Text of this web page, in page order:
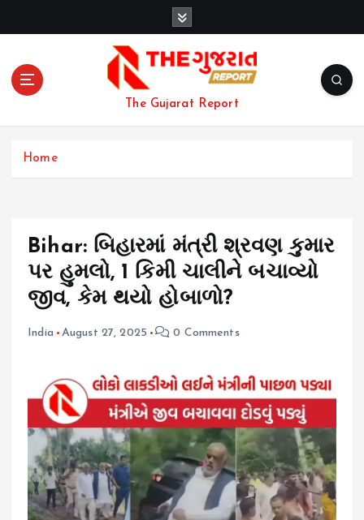
The Gujarat Report
Home
Bihar: બિહારમાં મંત્રી શ્રવણ કુમાર
પર હુમલો, 1 કિમી ચાલીને બચાવ્યો
જીવ, કેમ થયો હોબાળો?
India August 27, 2025 0 Comments